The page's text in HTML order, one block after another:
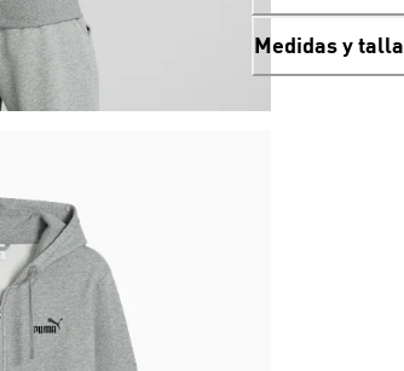
Medidas y talla